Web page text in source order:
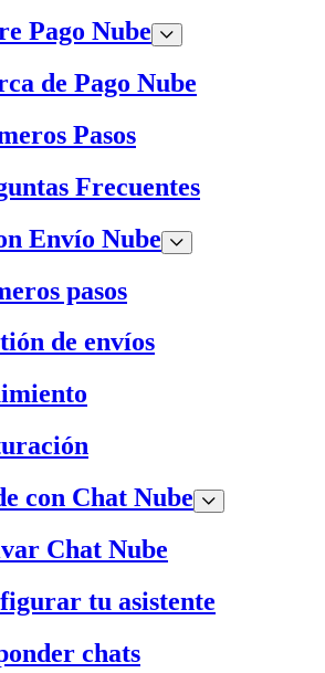
Pago Nube
de Pago Nube
Pasos
Frecuentes
Envío Nube
pasos
de envíos
con Chat Nube
Chat Nube
tu asistente
chats